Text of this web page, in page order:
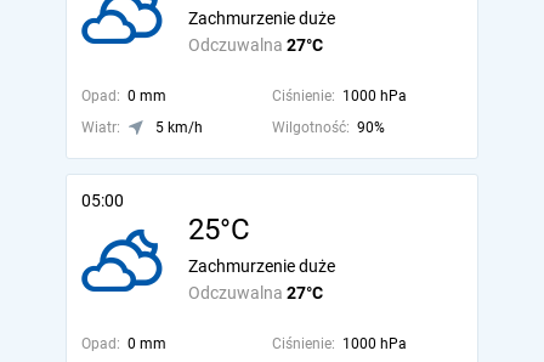
Odczuwalna 27°C
Zachmurzenie duże
Opad: 0 mm Ciśnienie: 1000 hPa
Wiatr:
5 km/h Wilgotność: 90%
05:00
25°C
Odczuwalna 27°C
Zachmurzenie duże
Opad: 0 mm Ciśnienie: 1000 hPa